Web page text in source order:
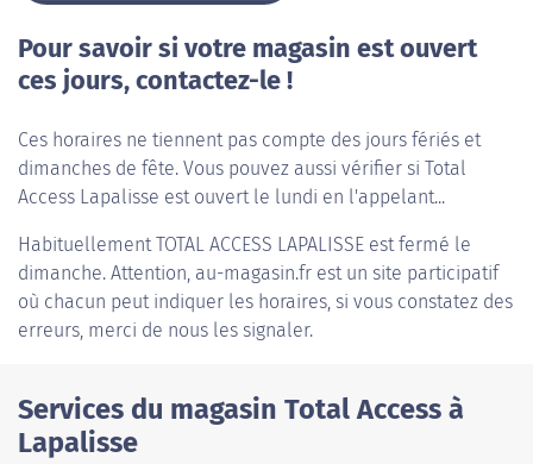
Pour savoir si votre magasin est ouvert
ces jours, contactez-le !
Ces horaires ne tiennent pas compte des jours fériés et
dimanches de fête. Vous pouvez aussi vérifier si Total
Access Lapalisse est ouvert le lundi en l'appelant...
HabituellementTOTAL ACCESS LAPALISSE est fermé le
dimanche. Attention, au-magasin.fr est un site participatif
où chacun peut indiquer les horaires, si vous constatez des
erreurs, merci de nous les signaler.
Services du magasin Total Access à
Lapalisse